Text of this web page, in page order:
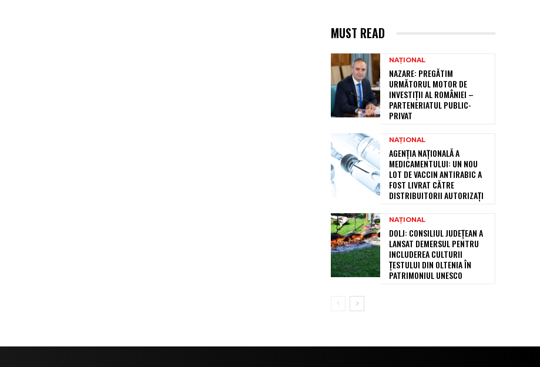
MUST READ
NAȚIONAL
NAZARE: PREGĂTIM
URMĂTORUL MOTOR DE
INVESTIȚII AL ROMÂNIEI –
PARTENERIATUL PUBLIC-
PRIVAT
NAȚIONAL
AGENȚIA NAȚIONALĂ A
MEDICAMENTULUI: UN NOU
LOT DE VACCIN ANTIRABIC A
FOST LIVRAT CĂTRE
DISTRIBUITORII AUTORIZAȚI
NAȚIONAL
DOLJ: CONSILIUL JUDEȚEAN A
LANSAT DEMERSUL PENTRU
INCLUDEREA CULTURII
ȚESTULUI DIN OLTENIA ÎN
PATRIMONIUL UNESCO